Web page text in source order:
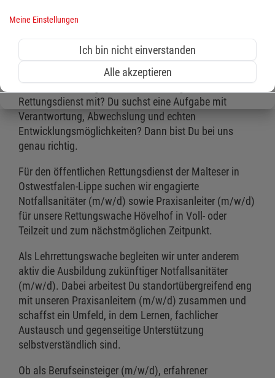
Du hast Deine rettungsdienstliche Ausbildung
erfolgreich abgeschlossen, stehst kurz vor dem
Examen oder bringst bereits Erfahrung im
Rettungsdienst mit? Du suchst eine Aufgabe mit
Verantwortung, Abwechslung und echten
Entwicklungsmöglichkeiten? Dann bist Du bei uns
genau richtig.
Für den öffentlichen Rettungsdienst der Malteser in
Ostwestfalen-Lippe suchen wir engagierte
Notfallsanitäter (m/w/d) sowie Praxisanleiter (m/w/d)
für unsere Rettungswache Hövelhof in Voll- oder
Teilzeit und zum nächstmöglichen Zeitpunkt.
Als Lehrrettungswache begleiten wir unter anderem
aktiv die Ausbildung zukünftiger Notfallsanitäter
(m/w/d). Dabei arbeitest Du standortübergreifend eng
mit unseren Praxisanleitern (m/w/d) zusammen und
schaffst ein Umfeld, in dem Lernen, fachlicher
Austausch und gegenseitige Unterstützung
selbstverständlich sind.
Ob als Berufseinsteiger (m/w/d), erfahrener
Meine Einstellungen
Ich bin nicht einverstanden
Alle akzeptieren